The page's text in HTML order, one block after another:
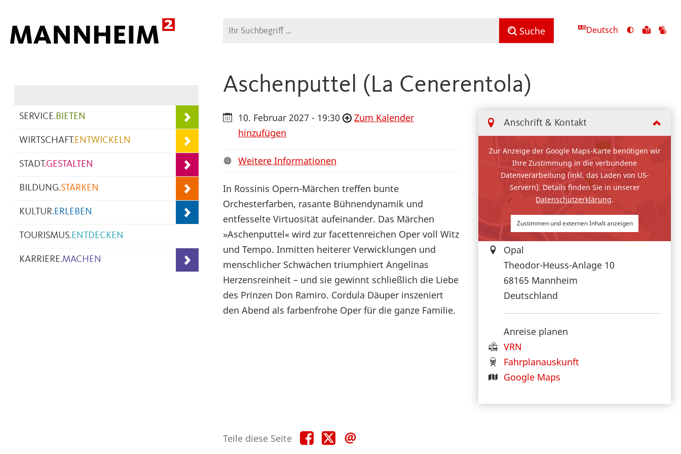
Suche Suche Deutsch
Ansicht
Zu
SERVICE.BIETEN
WIRTSCHAFT.ENTWICKELN
STADT.GESTALTEN
BILDUNG.STÄRKEN
KULTUR.ERLEBEN
TOURISMUS.ENTDECKEN
KARRIERE.MACHEN
Aschenputtel (La Cenerentola)
Anschrift & Kontakt
Zur Anzeige der Google Maps-Karte benötigen wir
Ihre Zustimmung in die verbundene
Datenverarbeitung (inkl. das Laden von US-
Servern). Details finden Sie in unserer
Datenschutzerklärung.
Zustimmen und externen Inhalt anzeigen
Opal
Theodor-Heuss-Anlage 10
68165 Mannheim
Deutschland
Anreise planen
VRN
Fahrplanauskunft
Google Maps
10. Februar 2027 - 19:30
Zum Kalender
hinzufügen
Weitere Informationen
In Rossinis Opern-Märchen treffen bunte
Orchesterfarben, rasante Bühnendynamik und
entfesselte Virtuosität aufeinander. Das Märchen
»Aschenputtel« wird zur facettenreichen Oper voll Witz
und Tempo. Inmitten heiterer Verwicklungen und
menschlicher Schwächen triumphiert Angelinas
Herzensreinheit – und sie gewinnt schließlich die Liebe
des Prinzen Don Ramiro. Cordula Däuper inszeniert
den Abend als farbenfrohe Oper für die ganze Familie.
Teile diese Seite Teile
diese
Teile
diese